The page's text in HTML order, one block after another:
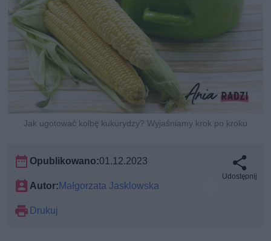
Jak ugotować kolbę kukurydzy? Wyjaśniamy krok po kroku
Opublikowano:01.12.2023
Autor:Małgorzata Jasklowska
Drukuj
Udostępnij